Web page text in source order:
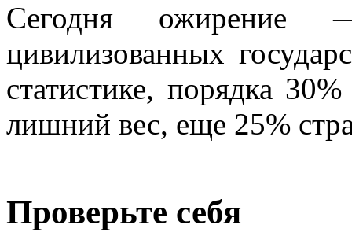
Сегодня ожирение
цивилизованных
статистике, порядка
лишний вес, еще 25%
Проверьте себя